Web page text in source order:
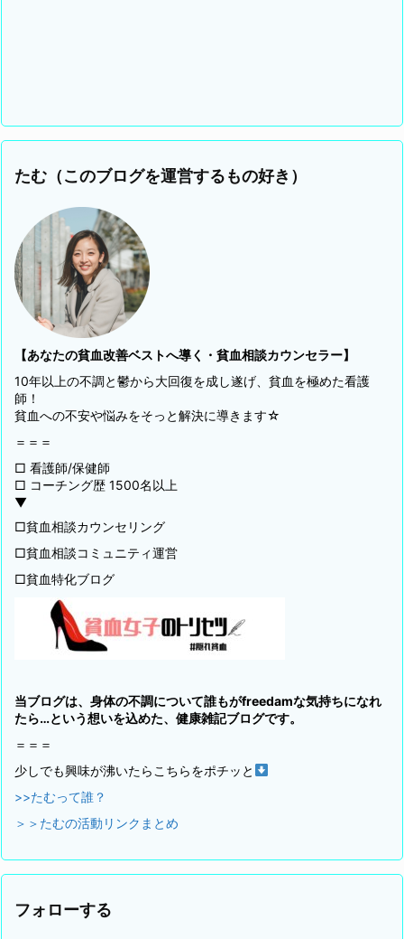
たむ（このブログを運営するもの好き）
【あなたの貧血改善ベストへ導く・貧血相談カウンセラー】
10年以上の不調と鬱から大回復を成し遂げ、貧血を極めた看護
師！
貧血への不安や悩みをそっと解決に導きます☆
＝＝＝
□ 看護師/保健師
□ コーチング歴 1500名以上
▼
□貧血相談カウンセリング
□貧血相談コミュニティ運営
□貧血特化ブログ
当ブログは、身体の不調について誰もがfreedamな気持ちになれ
たら…という想いを込めた、健康雑記ブログです。
＝＝＝
少しでも興味が沸いたらこちらをポチッと
>>たむって誰？
＞＞たむの活動リンクまとめ
フォローする